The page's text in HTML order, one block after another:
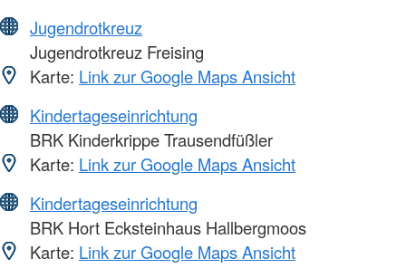
Jugendrotkreuz
Jugendrotkreuz Freising
Karte: Link zur Google Maps Ansicht
Kindertageseinrichtung
BRK Kinderkrippe Trausendfüßler
Karte: Link zur Google Maps Ansicht
Kindertageseinrichtung
BRK Hort Ecksteinhaus Hallbergmoos
Karte: Link zur Google Maps Ansicht